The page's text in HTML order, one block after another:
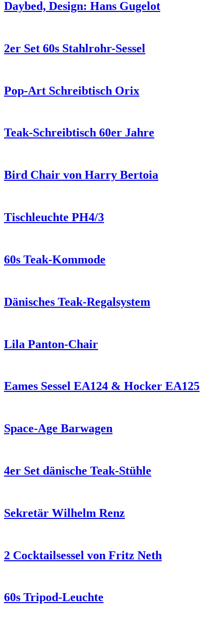
Daybed, Design: Hans Gugelot
2er Set 60s Stahlrohr-Sessel
Pop-Art Schreibtisch Orix
Teak-Schreibtisch 60er Jahre
Bird Chair von Harry Bertoia
Tischleuchte PH4/3
60s Teak-Kommode
Dänisches Teak-Regalsystem
Lila Panton-Chair
Eames Sessel EA124 & Hocker EA125
Space-Age Barwagen
4er Set dänische Teak-Stühle
Sekretär Wilhelm Renz
2 Cocktailsessel von Fritz Neth
60s Tripod-Leuchte